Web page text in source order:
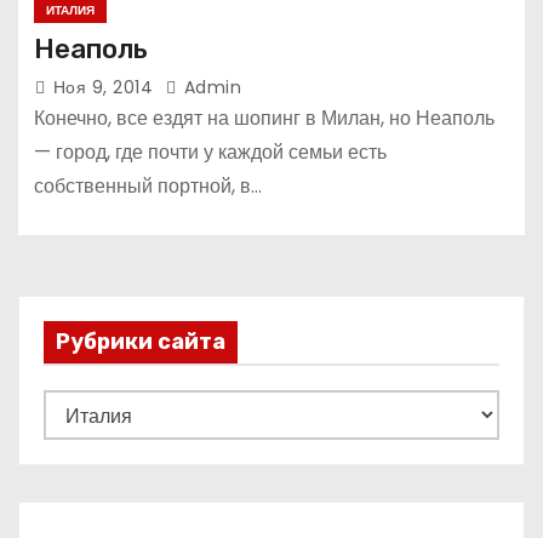
ИТАЛИЯ
Неаполь
Ноя 9, 2014 Admin
Конечно, все ездят на шопинг в Милан, но Неаполь
— город, где почти у каждой семьи есть
собственный портной, в…
Рубрики сайта
у